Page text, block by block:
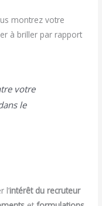
montrez votre
à briller par rapport
votre
le
l’intérêt du recruteur